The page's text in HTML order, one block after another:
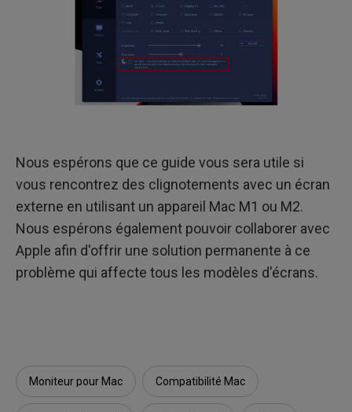
Nous espérons que ce guide vous sera utile si
vous rencontrez des clignotements avec un écran
externe en utilisant un appareil Mac M1 ou M2.
Nous espérons également pouvoir collaborer avec
Apple afin d'offrir une solution permanente à ce
problème qui affecte tous les modèles d'écrans.
Moniteur pour Mac Compatibilité Mac